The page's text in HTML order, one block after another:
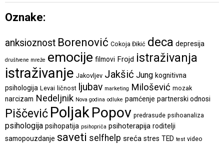
Oznake:
anksioznost Borenović Cokoja Đikić deca depresija
društvene mreže emocije filmovi Frojd istraživanja
istraživanje Jakovljev Jakšić Jung kognitivna
psihologija Levai ličnost ljubav marketing Milošević mozak
narcizam Nedeljnik Nova godina odluke pamćenje partnerski odnosi
Piščević Poljak Popov predrasude psihoanaliza
psihologija psihopatija psihopriča psihoterapija roditelji
samopouzdanje saveti selfhelp sreća stres TED test video